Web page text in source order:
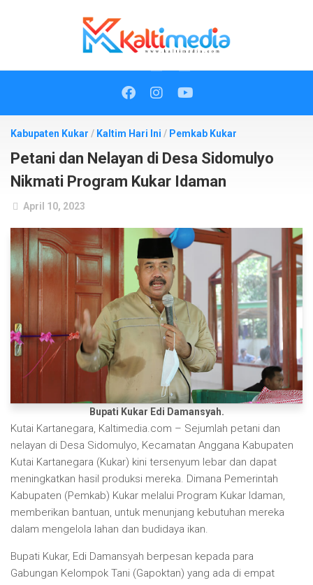
Kabupaten Kukar / Kaltim Hari Ini / Pemkab Kukar
Petani dan Nelayan di Desa Sidomulyo
Nikmati Program Kukar Idaman
April 10, 2023
Bupati Kukar Edi Damansyah.
Kutai Kartanegara, Kaltimedia.com – Sejumlah petani dan
nelayan di Desa Sidomulyo, Kecamatan Anggana Kabupaten
Kutai Kartanegara (Kukar) kini tersenyum lebar dan dapat
meningkatkan hasil produksi mereka. Dimana Pemerintah
Kabupaten (Pemkab) Kukar melalui Program Kukar Idaman,
memberikan bantuan, untuk menunjang kebutuhan mereka
dalam mengelola lahan dan budidaya ikan.
Bupati Kukar, Edi Damansyah berpesan kepada para
Gabungan Kelompok Tani (Gapoktan) yang ada di empat